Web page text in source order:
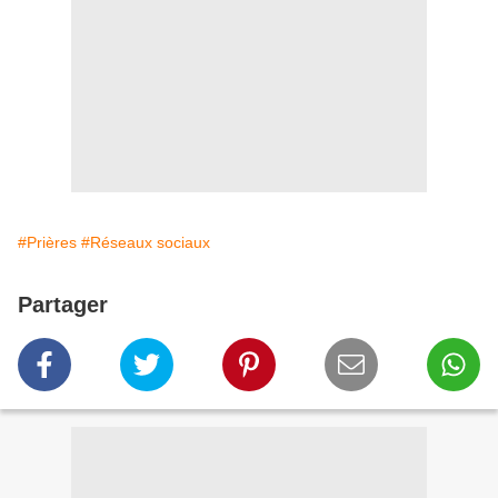
#Prières #Réseaux sociaux
Partager